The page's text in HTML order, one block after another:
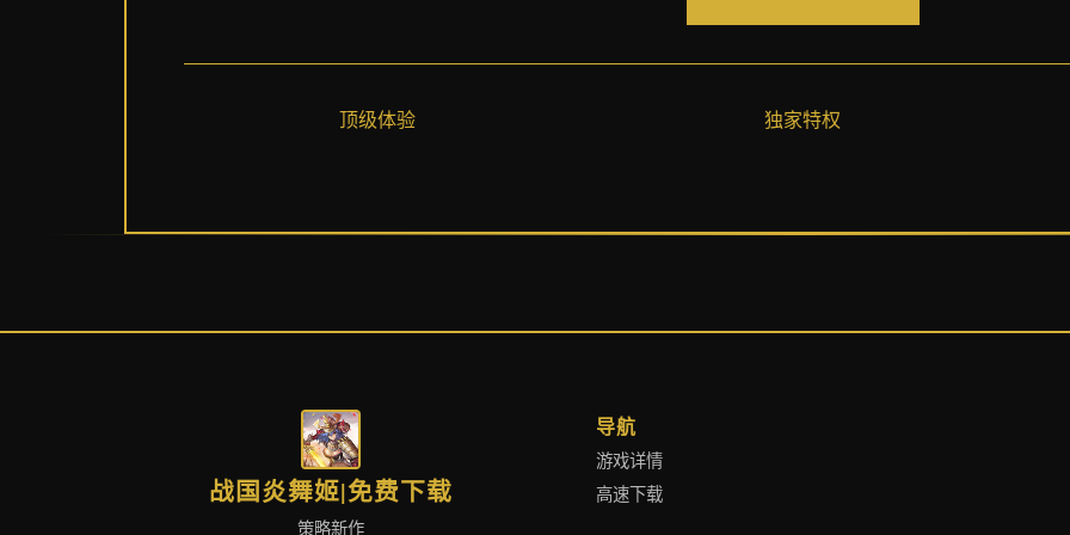
顶级体验 独家特权
战国炎舞姬|免费下载
策略新作
导航
游戏详情
高速下载